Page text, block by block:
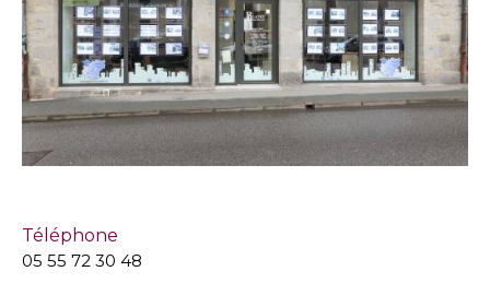
Téléphone
05 55 72 30 48